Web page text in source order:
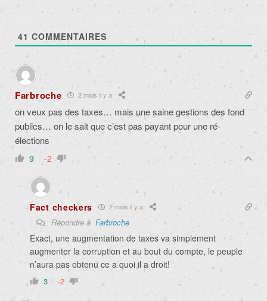
41 COMMENTAIRES
Farbroche 2 mois il y a
on veux pas des taxes… mais une saine gestions des fond
publics… on le sait que c’est pas payant pour une ré-
élections
9 -2
Fact checkers 2 mois il y a
Répondre à Farbroche
Exact, une augmentation de taxes va simplement
augmenter la corruption et au bout du compte, le peuple
n’aura pas obtenu ce a quoi il a droit!
3 -2